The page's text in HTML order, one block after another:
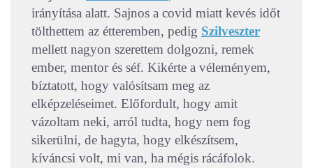
irányítása alatt. Sajnos a covid miatt kevés időt
tölthettem az étteremben, pedig Szilveszter
mellett nagyon szerettem dolgozni, remek
ember, mentor és séf. Kikérte a véleményem,
bíztatott, hogy valósítsam meg az
elképzeléseimet. Előfordult, hogy amit
vázoltam neki, arról tudta, hogy nem fog
sikerülni, de hagyta, hogy elkészítsem,
kíváncsi volt, mi van, ha mégis rácáfolok.